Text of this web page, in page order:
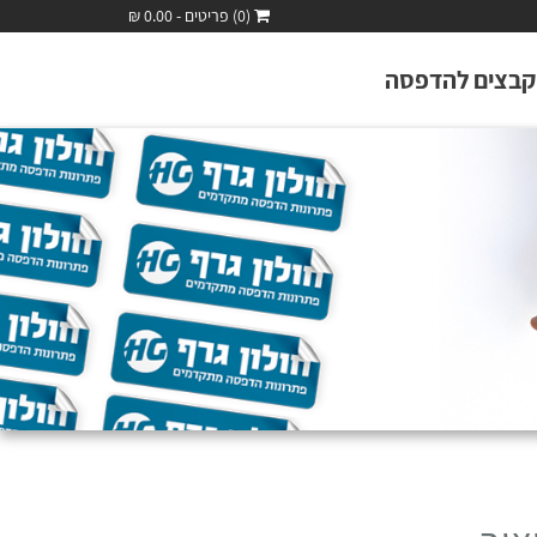
(0) פריטים - 0.00 ₪
להדפסה